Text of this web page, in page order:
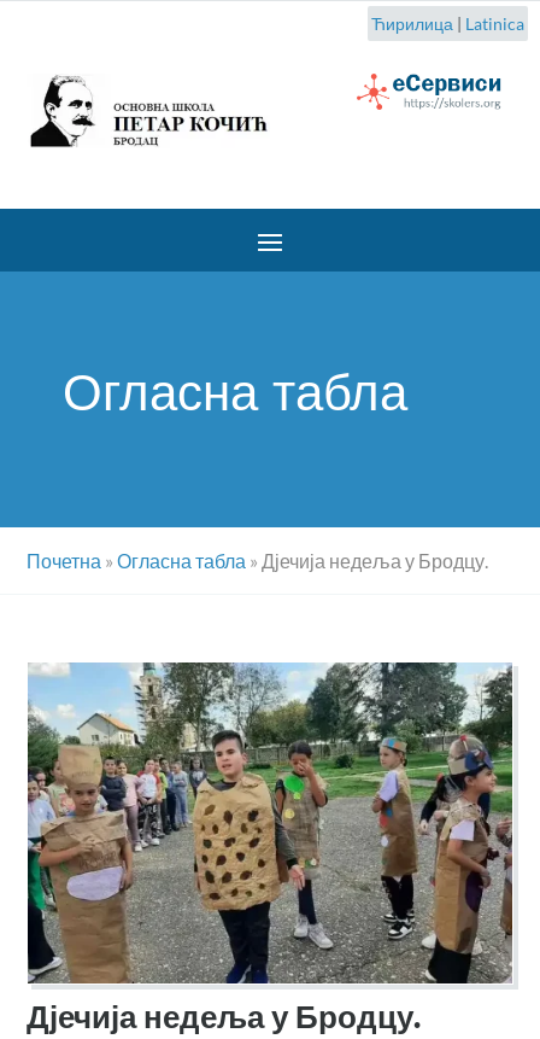
Ћирилица | Latinica
Огласна табла
Почетна »Огласна табла »Дјечија недеља у Бродцу.
Дјечија недеља у Бродцу.